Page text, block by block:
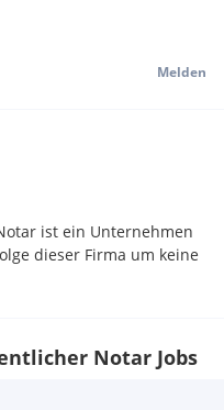
Melden
ist ein Unternehmen
dieser Firma um keine
Notar Jobs